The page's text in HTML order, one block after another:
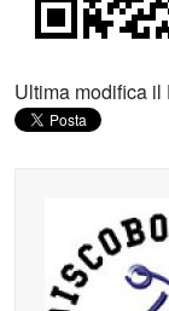
Ultima modifica il